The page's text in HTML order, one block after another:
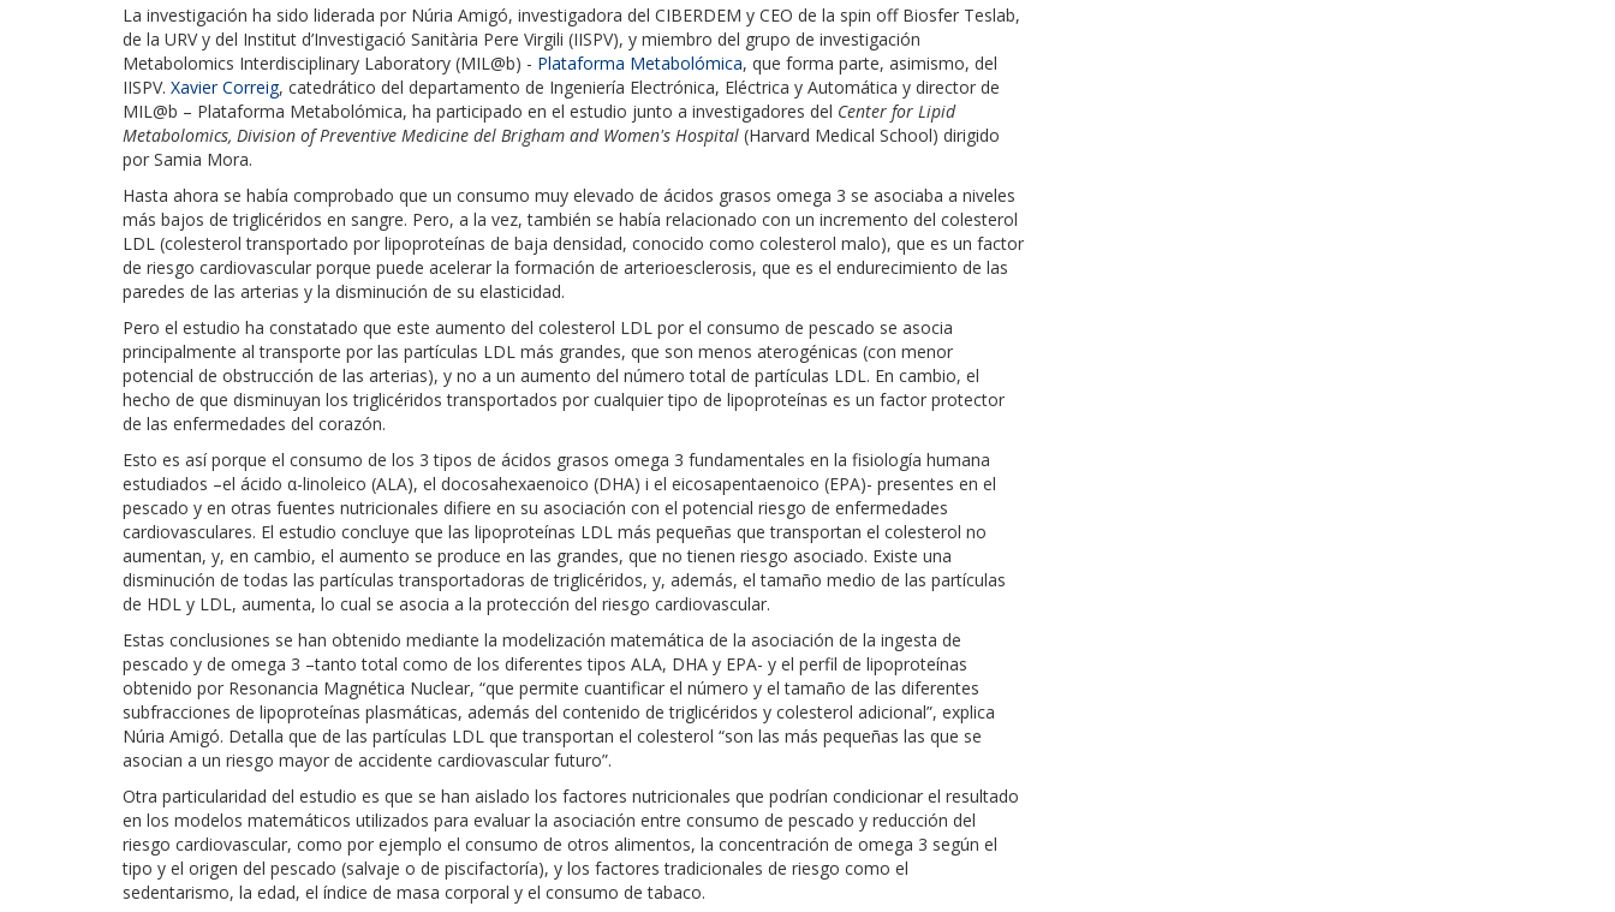
La investigación ha sido liderada por Núria Amigó, investigadora del CIBERDEM y CEO de la spin off Biosfer Teslab,
de la URV y del Institut d’Investigació Sanitària Pere Virgili (IISPV), y miembro del grupo de investigación
Metabolomics Interdisciplinary Laboratory (MIL@b) - Plataforma Metabolómica, que forma parte, asimismo, del
IISPV. Xavier Correig, catedrático del departamento de Ingeniería Electrónica, Eléctrica y Automática y director de
MIL@b – Plataforma Metabolómica, ha participado en el estudio junto a investigadores del Center for Lipid
Metabolomics, Division of Preventive Medicine del Brigham and Women's Hospital (Harvard Medical School) dirigido
por Samia Mora.
Hasta ahora se había comprobado que un consumo muy elevado de ácidos grasos omega 3 se asociaba a niveles
más bajos de triglicéridos en sangre. Pero, a la vez, también se había relacionado con un incremento del colesterol
LDL (colesterol transportado por lipoproteínas de baja densidad, conocido como colesterol malo), que es un factor
de riesgo cardiovascular porque puede acelerar la formación de arterioesclerosis, que es el endurecimiento de las
paredes de las arterias y la disminución de su elasticidad.
Pero el estudio ha constatado que este aumento del colesterol LDL por el consumo de pescado se asocia
principalmente al transporte por las partículas LDL más grandes, que son menos aterogénicas (con menor
potencial de obstrucción de las arterias), y no a un aumento del número total de partículas LDL. En cambio, el
hecho de que disminuyan los triglicéridos transportados por cualquier tipo de lipoproteínas es un factor protector
de las enfermedades del corazón.
Esto es así porque el consumo de los 3 tipos de ácidos grasos omega 3 fundamentales en la fisiología humana
estudiados –el ácido α-linoleico (ALA), el docosahexaenoico (DHA) i el eicosapentaenoico (EPA)- presentes en el
pescado y en otras fuentes nutricionales difiere en su asociación con el potencial riesgo de enfermedades
cardiovasculares. El estudio concluye que las lipoproteínas LDL más pequeñas que transportan el colesterol no
aumentan, y, en cambio, el aumento se produce en las grandes, que no tienen riesgo asociado. Existe una
disminución de todas las partículas transportadoras de triglicéridos, y, además, el tamaño medio de las partículas
de HDL y LDL, aumenta, lo cual se asocia a la protección del riesgo cardiovascular.
Estas conclusiones se han obtenido mediante la modelización matemática de la asociación de la ingesta de
pescado y de omega 3 –tanto total como de los diferentes tipos ALA, DHA y EPA- y el perfil de lipoproteínas
obtenido por Resonancia Magnética Nuclear, “que permite cuantificar el número y el tamaño de las diferentes
subfracciones de lipoproteínas plasmáticas, además del contenido de triglicéridos y colesterol adicional”, explica
Núria Amigó. Detalla que de las partículas LDL que transportan el colesterol “son las más pequeñas las que se
asocian a un riesgo mayor de accidente cardiovascular futuro”.
Otra particularidad del estudio es que se han aislado los factores nutricionales que podrían condicionar el resultado
en los modelos matemáticos utilizados para evaluar la asociación entre consumo de pescado y reducción del
riesgo cardiovascular, como por ejemplo el consumo de otros alimentos, la concentración de omega 3 según el
tipo y el origen del pescado (salvaje o de piscifactoría), y los factores tradicionales de riesgo como el
sedentarismo, la edad, el índice de masa corporal y el consumo de tabaco.